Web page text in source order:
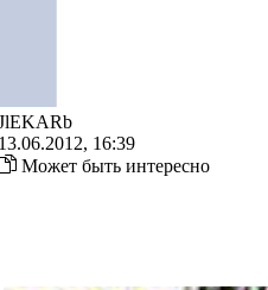
16:39
Может быть интересно